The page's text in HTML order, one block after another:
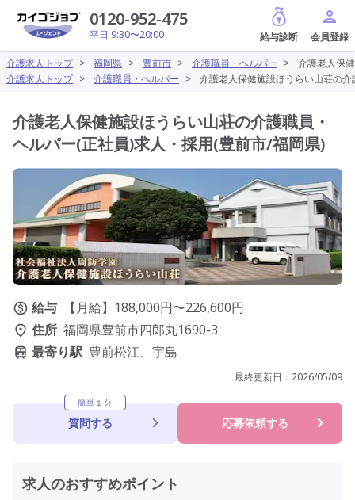
0120-952-475
平日 9:30〜20:00
給与診断
介護求人トップ > 福岡県 > 豊前市 > 介護職員・ヘルパー >
介護老人保
介護求人トップ > 介護職員・ヘルパー > 介護老人保健施設ほうらい山荘の
介護老人保健施設ほうらい山荘の介護職員・
ヘルパー(正社員)求人・採用(豊前市/福岡県)
給与
【月給】188,000円〜226,600円
住所 福岡県豊前市四郎丸1690-3
最寄り駅 豊前松江、宇島
最終更新日： 2026/05/09
簡単１分
質問する 応募依頼する
求人のおすすめポイント